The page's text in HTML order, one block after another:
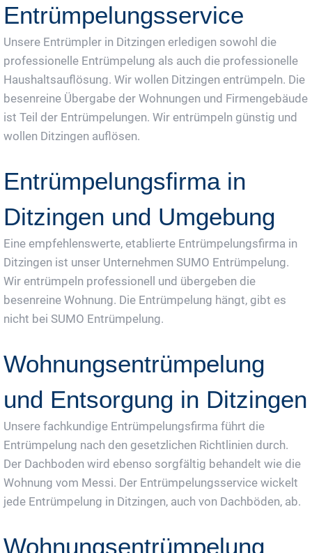
Entrümpelungsservice
Unsere Entrümpler in Ditzingen erledigen sowohl die
professionelle Entrümpelung als auch die professionelle
Haushaltsauflösung. Wir wollen Ditzingen entrümpeln. Die
besenreine Übergabe der Wohnungen und Firmengebäude
ist Teil der Entrümpelungen. Wir entrümpeln günstig und
wollen Ditzingen auflösen.
Entrümpelungsfirma in
Ditzingen und Umgebung
Eine empfehlenswerte, etablierte Entrümpelungsfirma in
Ditzingen ist unser Unternehmen SUMO Entrümpelung.
Wir entrümpeln professionell und übergeben die
besenreine Wohnung. Die Entrümpelung hängt, gibt es
nicht bei SUMO Entrümpelung.
Wohnungsentrümpelung
und Entsorgung in Ditzingen
Unsere fachkundige Entrümpelungsfirma führt die
Entrümpelung nach den gesetzlichen Richtlinien durch.
Der Dachboden wird ebenso sorgfältig behandelt wie die
Wohnung vom Messi. Der Entrümpelungsservice wickelt
jede Entrümpelung in Ditzingen, auch von Dachböden, ab.
Wohnungsentrümpelung